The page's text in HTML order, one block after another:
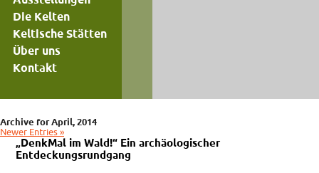
Die Kelten
Keltische Stätten
Über uns
Kontakt
Archive for April, 2014
Newer Entries »
„DenkMal im Wald!“ Ein archäologischer
Entdeckungsrundgang